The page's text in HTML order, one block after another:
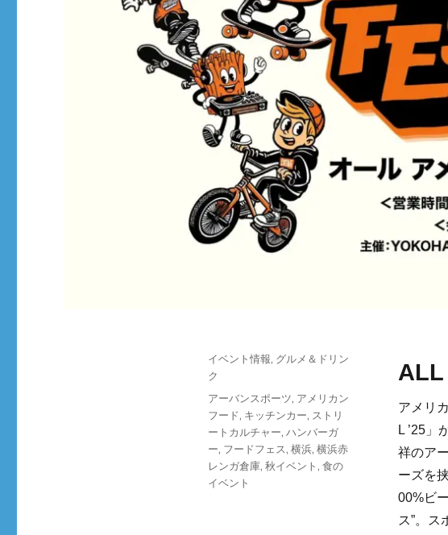
ALL
アメリ
L ’25」
祥のア
ーズを
00%ビ
ス”。ス
投
稿
カ
テ
ゴ
リ
イベント情報, グルメ＆ドリン
ク
タ
グ
アーバンスポーツ, アメリカン
フード, キッチンカー, ストリ
ートカルチャー, ハンバーガ
ー, フードフェス, 横浜, 横浜赤
レンガ倉庫, 秋イベント, 食の
イベント